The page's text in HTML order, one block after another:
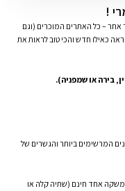
!
אחר – כל האתרים המוכרים (וגם
כאילו חדש והכי טוב לראות את
בירה או שמפניה).
המרשימים ביותר והגשרים של
משקה אחד חינם (שתיה קלה או